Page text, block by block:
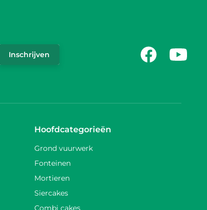
Inschrijven FacebookYoutube
Hoofdcategorieën
Grond vuurwerk
Fonteinen
Mortieren
Siercakes
Combi cakes